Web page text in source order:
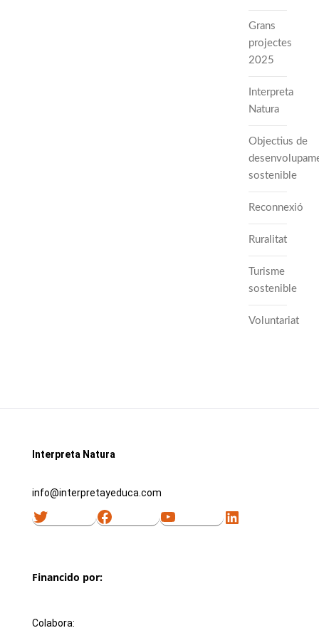
Grans
projectes
2025
Interpreta
Natura
Objectius de
sostenible
Reconnexió
Ruralitat
Turisme
sostenible
Voluntariat
Interpreta Natura
info@interpretayeduca.com
Twitter FacebookYouTubeLinkedIn
Financido por:
Colabora: